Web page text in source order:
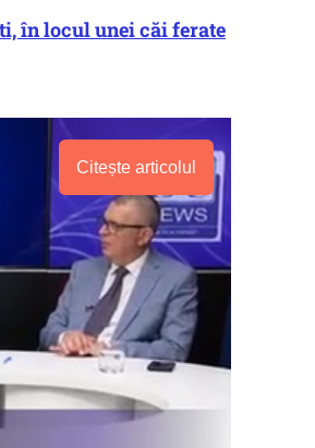
în locul unei căi ferate
Citește articolul